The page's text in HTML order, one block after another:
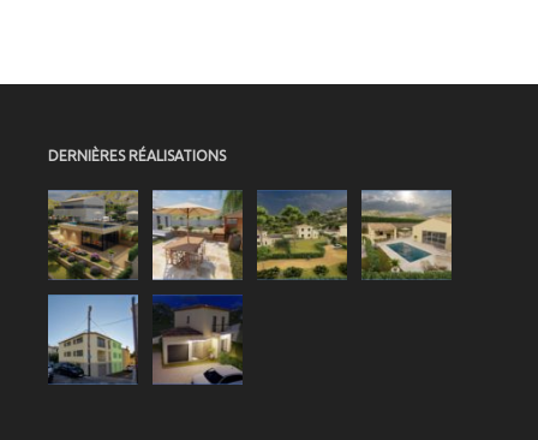
DERNIÈRES RÉALISATIONS